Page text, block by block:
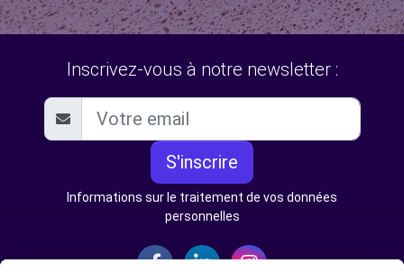
Inscrivez-vous à notre newsletter :
S'inscrire
Informations sur le traitement de vos données
personnelles